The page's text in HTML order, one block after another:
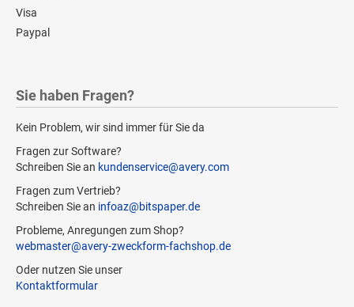
Visa
Paypal
Sie haben Fragen?
Kein Problem, wir sind immer für Sie da
Fragen zur Software?
Schreiben Sie an kundenservice@avery.com
Fragen zum Vertrieb?
Schreiben Sie an infoaz@bitspaper.de
Probleme, Anregungen zum Shop?
webmaster@avery-zweckform-fachshop.de
Oder nutzen Sie unser
Kontaktformular